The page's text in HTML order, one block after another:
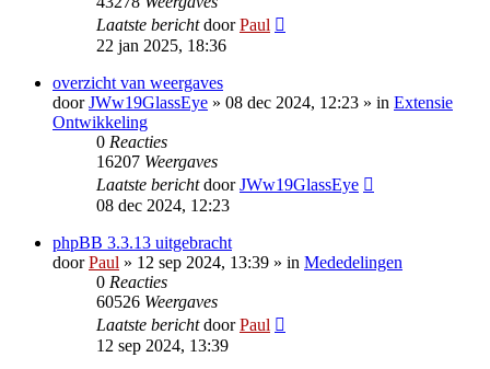
Laatste berichtdoorPaul
22 jan 2025, 18:36
overzicht van weergaves
doorJWw19GlassEye » 08 dec 2024, 12:23 » in Extensie
Ontwikkeling
0 Reacties
16207 Weergaves
Laatste berichtdoorJWw19GlassEye
08 dec 2024, 12:23
phpBB 3.3.13 uitgebracht
doorPaul » 12 sep 2024, 13:39 » in Mededelingen
0 Reacties
60526 Weergaves
Laatste berichtdoorPaul
12 sep 2024, 13:39